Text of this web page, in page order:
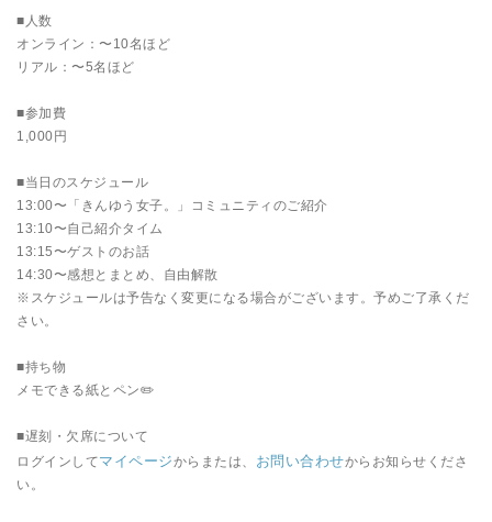
■人数
オンライン：〜10名ほど
リアル：〜5名ほど
■参加費
1,000円
■当日のスケジュール
13:00〜「きんゆう女子。」コミュニティのご紹介
13:10〜自己紹介タイム
13:15〜ゲストのお話
14:30〜感想とまとめ、自由解散
※スケジュールは予告なく変更になる場合がございます。予めご了承くだ
さい。
■持ち物
メモできる紙とペン✏️
■遅刻・欠席について
ログインしてマイページからまたは、 お問い合わせからお知らせくださ
い。